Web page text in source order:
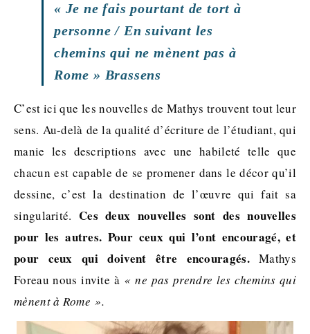
« Je ne fais pourtant de tort à
personne / En suivant les
chemins qui ne mènent pas à
Rome » Brassens
C’est ici que les nouvelles de Mathys trouvent tout leur
sens. Au-delà de la qualité d’écriture de l’étudiant, qui
manie les descriptions avec une habileté telle que
chacun est capable de se promener dans le décor qu’il
dessine, c’est la destination de l’œuvre qui fait sa
singularité. Ces deux nouvelles sont des nouvelles
pour les autres. Pour ceux qui l’ont encouragé, et
pour ceux qui doivent être encouragés.Mathys
Foreau nous invite à « ne pas prendre les chemins qui
mènent à Rome».